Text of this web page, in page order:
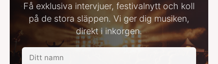
Få exklusiva intervjuer, festivalnytt och koll
på de stora släppen. Vi ger dig musiken,
direkt i inkorgen.